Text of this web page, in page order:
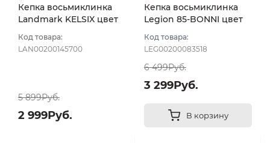
Кепка восьмиклинка
Landmark KELSIX цвет
размер 59
Код товара:
LAN00200145700
5 899Руб.
2 999Руб.
Кепка восьмиклинка
Legion 85-BONNI цвет
размер 58
Код товара:
LEG00200083518
6 499Руб.
3 299Руб.
В корзину